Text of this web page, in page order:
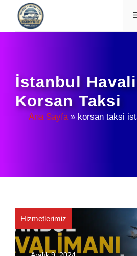
İçeriğe
İstanbul
Korsan Taksi
Ana Sayfa» korsan taksi
Hizmetlerimiz